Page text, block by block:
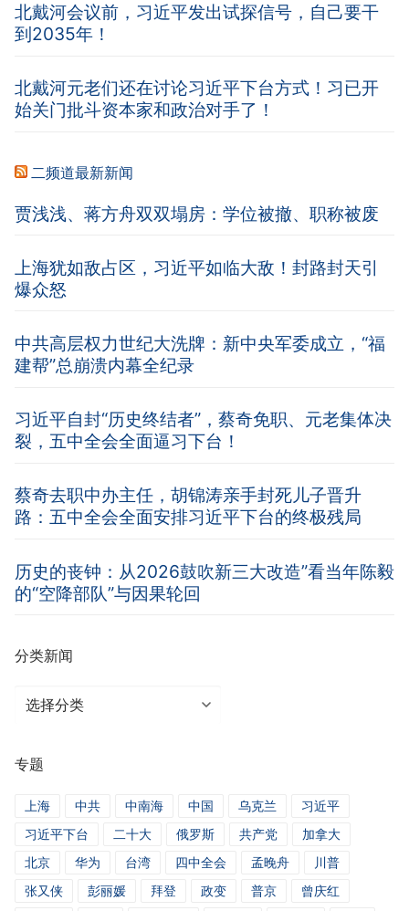
北戴河会议前，习近平发出试探信号，自己要干
到2035年！
北戴河元老们还在讨论习近平下台方式！习已开
始关门批斗资本家和政治对手了！
二频道最新新闻
贾浅浅、蒋方舟双双塌房：学位被撤、职称被废
上海犹如敌占区，习近平如临大敌！封路封天引
爆众怒
中共高层权力世纪大洗牌：新中央军委成立，“福
建帮”总崩溃内幕全纪录
习近平自封“历史终结者”，蔡奇免职、元老集体决
裂，五中全会全面逼习下台！
蔡奇去职中办主任，胡锦涛亲手封死儿子晋升
路：五中全会全面安排习近平下台的终极残局
历史的丧钟：从2026鼓吹新三大改造”看当年陈毅
的“空降部队”与因果轮回
分类新闻
分
闻
专题
上海 中共 中南海 中国 乌克兰
习近平
习近平下台
二十大 俄罗斯 共产党
加拿大
北京
华为 台湾 四中全会 孟晚舟
川普
张又侠
彭丽媛 拜登 政变 普京
曾庆红